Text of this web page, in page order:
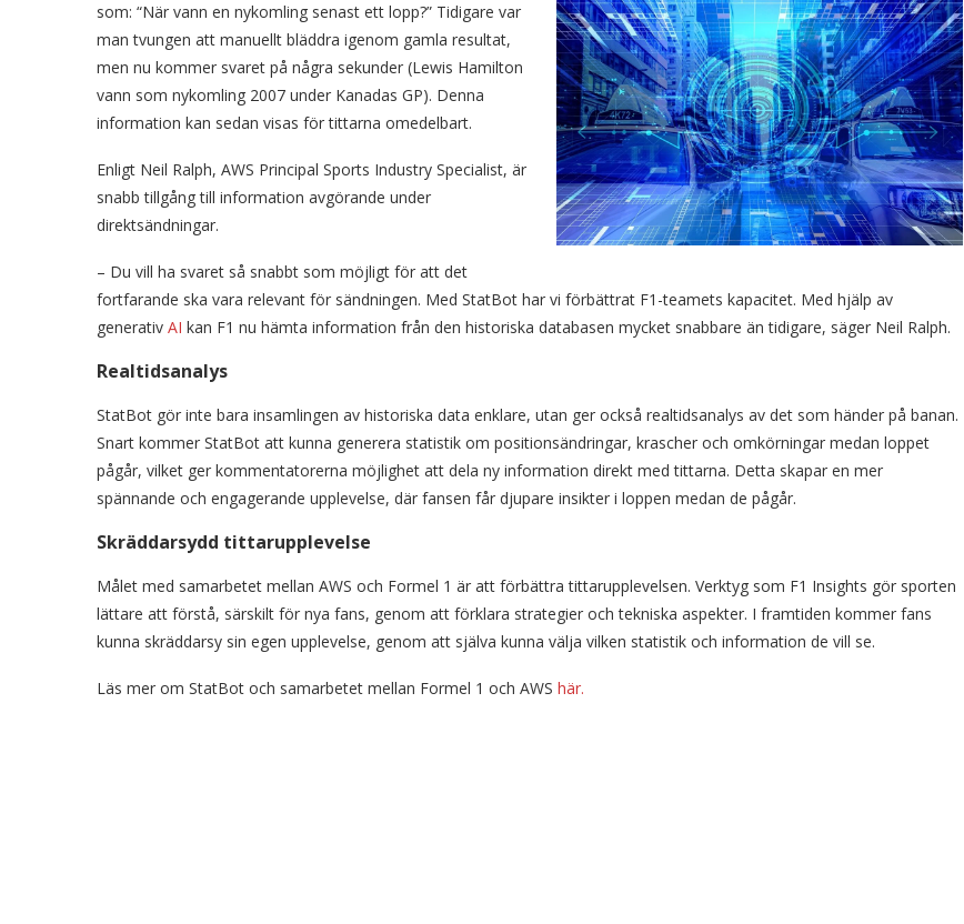
som: “När vann en nykomling senast ett lopp?” Tidigare var
man tvungen att manuellt bläddra igenom gamla resultat,
men nu kommer svaret på några sekunder (Lewis Hamilton
vann som nykomling 2007 under Kanadas GP). Denna
information kan sedan visas för tittarna omedelbart.
Enligt Neil Ralph, AWS Principal Sports Industry Specialist, är
snabb tillgång till information avgörande under
direktsändningar.
– Du vill ha svaret så snabbt som möjligt för att det
fortfarande ska vara relevant för sändningen. Med StatBot har vi förbättrat F1-teamets kapacitet. Med hjälp av
generativ AI kan F1 nu hämta information från den historiska databasen mycket snabbare än tidigare, säger Neil Ralph.
Realtidsanalys
StatBot gör inte bara insamlingen av historiska data enklare, utan ger också realtidsanalys av det som händer på banan.
Snart kommer StatBot att kunna generera statistik om positionsändringar, krascher och omkörningar medan loppet
pågår, vilket ger kommentatorerna möjlighet att dela ny information direkt med tittarna. Detta skapar en mer
spännande och engagerande upplevelse, där fansen får djupare insikter i loppen medan de pågår.
Skräddarsydd tittarupplevelse
Målet med samarbetet mellan AWS och Formel 1 är att förbättra tittarupplevelsen. Verktyg som F1 Insights gör sporten
lättare att förstå, särskilt för nya fans, genom att förklara strategier och tekniska aspekter. I framtiden kommer fans
kunna skräddarsy sin egen upplevelse, genom att själva kunna välja vilken statistik och information de vill se.
Läs mer om StatBot och samarbetet mellan Formel 1 och AWS här.